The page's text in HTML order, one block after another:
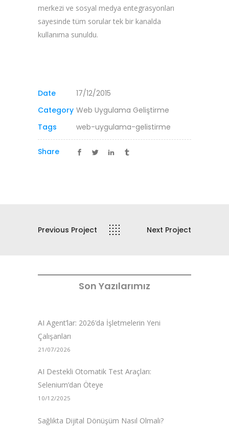
merkezi ve sosyal medya entegrasyonları
sayesinde tüm sorular tek bir kanalda
kullanıma sunuldu.
Date
17/12/2015
Category Web Uygulama Geliştirme
Tags
web-uygulama-gelistirme
Share
Previous Project Next Project
Son Yazılarımız
AI Agent’lar: 2026’da İşletmelerin Yeni
Çalışanları
21/07/2026
AI Destekli Otomatik Test Araçları:
Selenium’dan Öteye
10/12/2025
Sağlıkta Dijital Dönüşüm Nasıl Olmalı?